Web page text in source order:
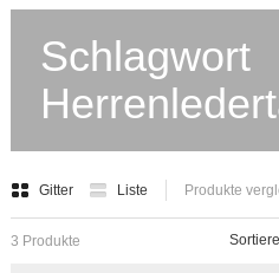
Schlagwort
Gitter Liste Produkte
3 Produkte